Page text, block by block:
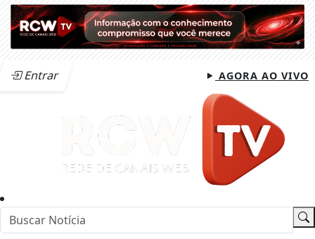
Entrar AGORA AO VIVO